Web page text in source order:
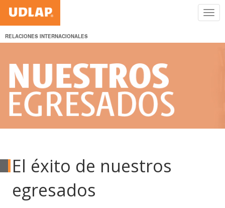
RELACIONES INTERNACIONALES
El éxito de nuestros
egresados